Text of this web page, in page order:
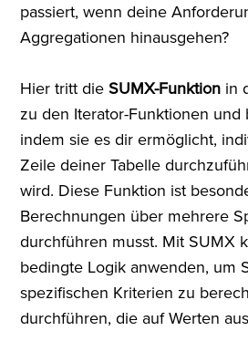
passiert, wenn deine
Aggregationen hinausgehen?
Hier tritt dieSUMX-Funktion in
zu den Iterator-Funktionen
indem sie es dir ermöglicht,
Zeile deiner Tabelle
wird. Diese Funktion ist
Berechnungen über mehrere
durchführen musst. Mit SUMX
bedingte Logik anwenden, um
spezifischen Kriterien zu
durchführen, die auf Werten